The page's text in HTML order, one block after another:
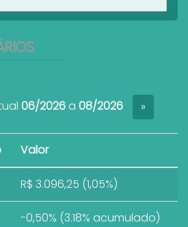
06/2026a 08/2026 »
Valor
R$ 3.096,25 (1,05%)
-0,50% (3.18% acumulado)